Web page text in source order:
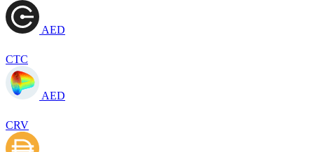
AED
CTC
AED
CRV